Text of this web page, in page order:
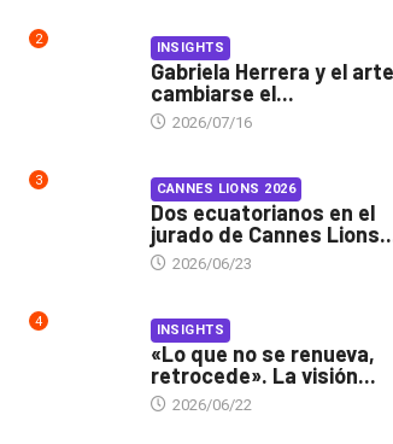
2 INSIGHTS
Gabriela Herrera y el
cambiarse el...
2026/07/16
3 CANNES LIONS 2026
Dos ecuatorianos en el
jurado de Cannes
2026/06/23
4 INSIGHTS
«Lo que no se renueva,
retrocede». La visión...
2026/06/22